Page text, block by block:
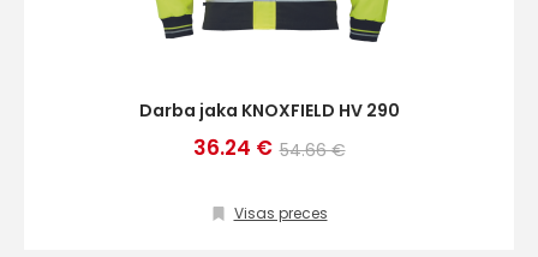
Darba jaka KNOXFIELD HV 290
36.24 € 54.66 €
Visas preces